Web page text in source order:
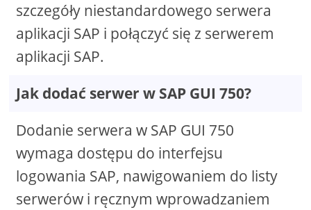
szczegóły niestandardowego serwera
aplikacji SAP i połączyć się z serwerem
aplikacji SAP.
Jak dodać serwer w SAP GUI 750?
Dodanie serwera w SAP GUI 750
wymaga dostępu do interfejsu
logowania SAP, nawigowaniem do listy
serwerów i ręcznym wprowadzaniem